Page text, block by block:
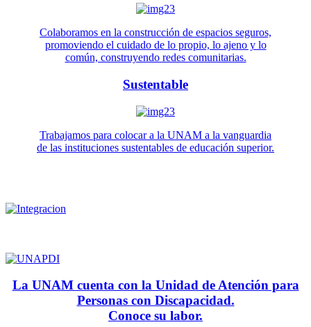
Colaboramos en la construcción de espacios seguros,
promoviendo el cuidado de lo propio, lo ajeno y lo
común, construyendo redes comunitarias.
Sustentable
Trabajamos para colocar a la UNAM a la vanguardia
de las instituciones sustentables de educación superior.
La UNAM cuenta con la Unidad de Atención para
Personas con Discapacidad.
Conoce su labor.